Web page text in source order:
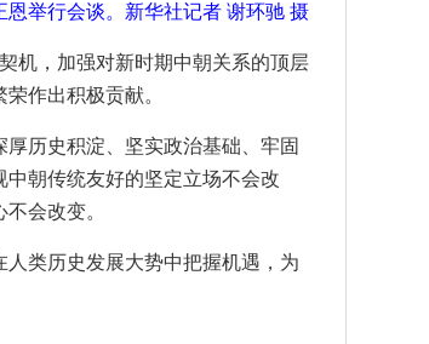
举行会谈。新华社记者 谢环驰 摄
机，加强对新时期中朝关系的顶层
作出积极贡献。
历史积淀、坚实政治基础、牢固
朝传统友好的坚定立场不会改
会改变。
类历史发展大势中把握机遇，为